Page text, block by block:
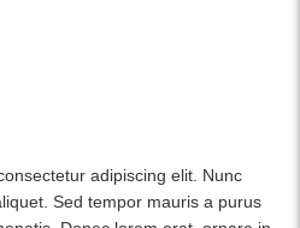
adipiscing elit. Nunc
Sed tempor mauris a purus